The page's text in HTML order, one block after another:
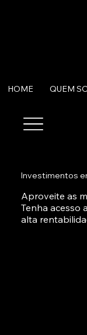
HOME QUEM
Investimentos
Aproveite as
Tenha acesso
alta